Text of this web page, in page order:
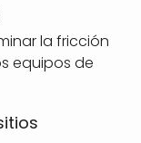
la fricción
equipos de